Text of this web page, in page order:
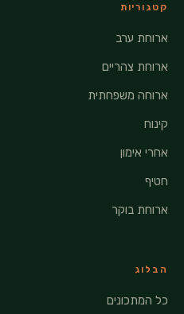
קטגוריות
ארוחת ערב
ארוחת צהריים
ארוחה משפחתית
קינוח
אחרי אימון
חטיף
ארוחת בוקר
הבלוג
כל המתכונים